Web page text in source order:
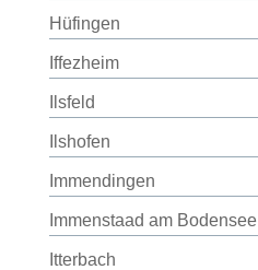
Hüfingen
Iffezheim
Ilsfeld
Ilshofen
Immendingen
Immenstaad am Bodensee
Itterbach